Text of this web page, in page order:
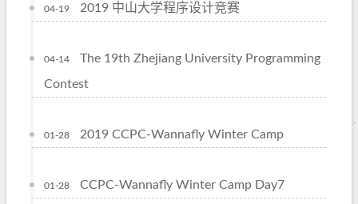
04-19 2019 中山大学程序设计竞赛
04-14
The 19th Zhejiang University Programming
Contest
01-28 2019 CCPC-Wannafly Winter Camp
01-28 CCPC-Wannafly Winter Camp Day7